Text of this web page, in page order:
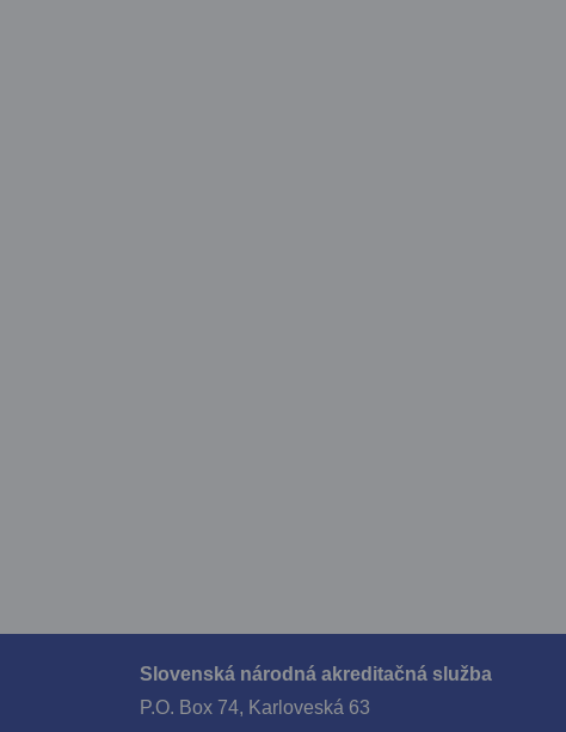
Slovenská národná akreditačná služba
P.O. Box 74, Karloveská 63